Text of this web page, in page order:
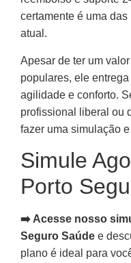
certamente é uma
atual.
Apesar de ter um
populares, ele
agilidade e conforto.
profissional liberal ou
fazer uma simulação
Simule
Porto
➡️ Acesse nosso
Seguro Saúde e
plano é ideal para